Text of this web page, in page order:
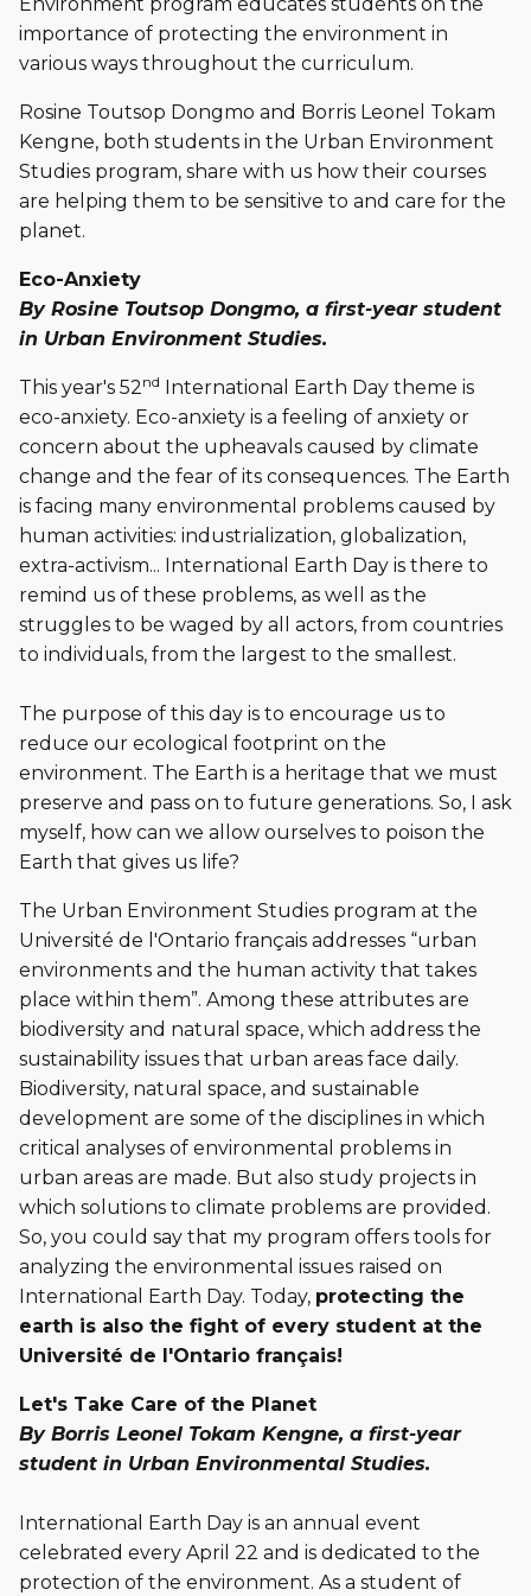
importance of protecting the environment in
various ways throughout the curriculum.
Rosine Toutsop Dongmo and Borris Leonel Tokam
Kengne, both students in the Urban Environment
Studies program, share with us how their courses
are helping them to be sensitive to and care for the
planet.
Eco-Anxiety
By Rosine Toutsop Dongmo, a first-year student
in Urban Environment Studies.
This year's 52nd International Earth Day theme is
eco-anxiety. Eco-anxiety is a feeling of anxiety or
concern about the upheavals caused by climate
change and the fear of its consequences. The Earth
is facing many environmental problems caused by
human activities: industrialization, globalization,
extra-activism... International Earth Day is there to
remind us of these problems, as well as the
struggles to be waged by all actors, from countries
to individuals, from the largest to the smallest.
The purpose of this day is to encourage us to
reduce our ecological footprint on the
environment. The Earth is a heritage that we must
preserve and pass on to future generations. So, I ask
myself, how can we allow ourselves to poison the
Earth that gives us life?
The Urban Environment Studies program at the
Université de l'Ontario français addresses “urban
environments and the human activity that takes
place within them”. Among these attributes are
biodiversity and natural space, which address the
sustainability issues that urban areas face daily.
Biodiversity, natural space, and sustainable
development are some of the disciplines in which
critical analyses of environmental problems in
urban areas are made. But also study projects in
which solutions to climate problems are provided.
So, you could say that my program offers tools for
analyzing the environmental issues raised on
International Earth Day. Today, protecting the
earth is also the fight of every student at the
Université de l'Ontario français!
Let's Take Care of the Planet
By Borris Leonel Tokam Kengne, a first-year
student in Urban Environmental Studies.
International Earth Day is an annual event
celebrated every April 22 and is dedicated to the
protection of the environment. As a student of